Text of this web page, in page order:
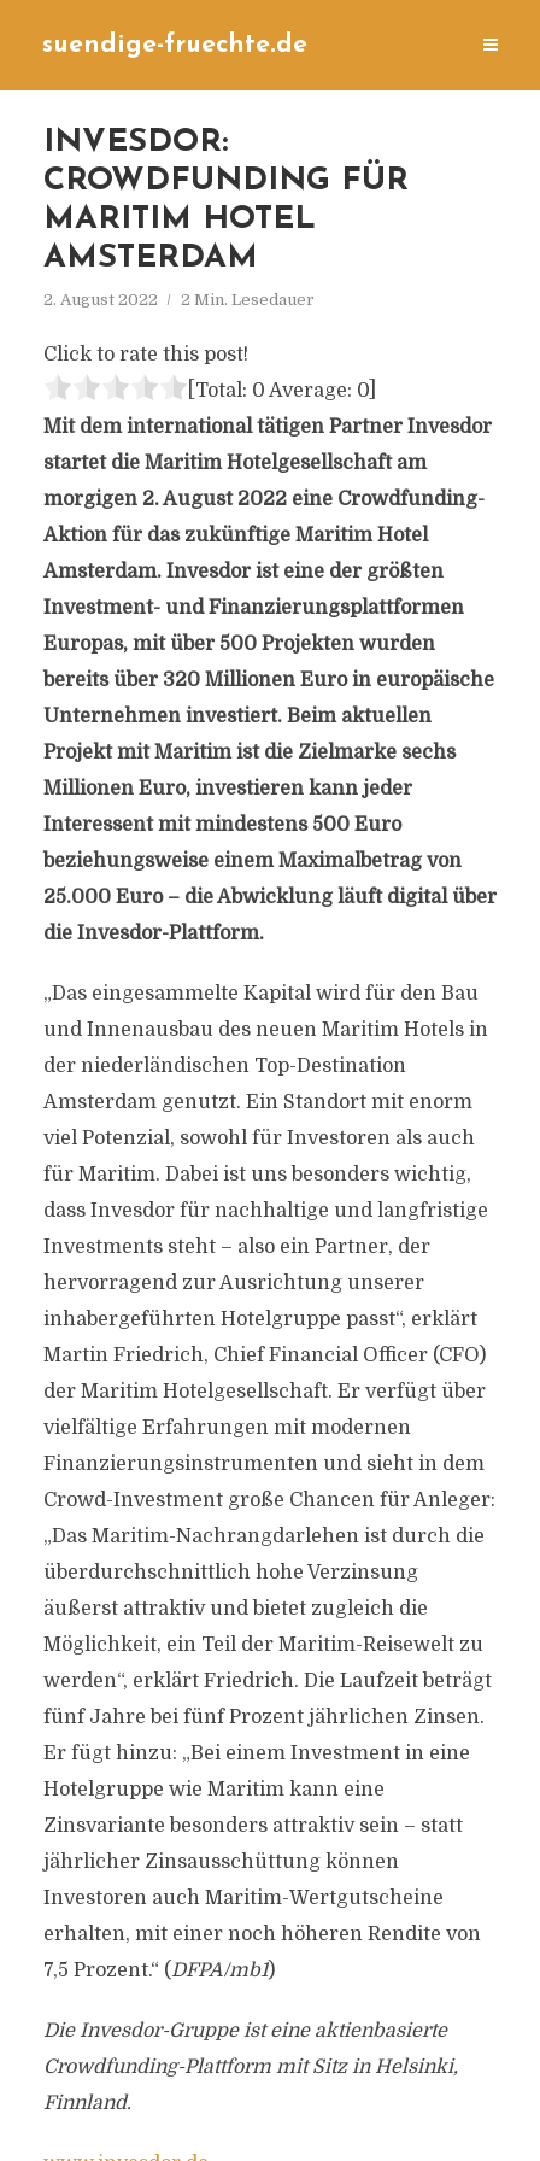
suendige-fruechte.de
INVESDOR:
CROWDFUNDING FÜR
MARITIM HOTEL
AMSTERDAM
2. August 2022 2 Min. Lesedauer
Click to rate this post!
[Total: 0 Average: 0]
Mit dem international tätigen Partner Invesdor
startet die Maritim Hotelgesellschaft am
morgigen 2. August 2022 eine Crowdfunding-
Aktion für das zukünftige Maritim Hotel
Amsterdam. Invesdor ist eine der größten
Investment- und Finanzierungsplattformen
Europas, mit über 500 Projekten wurden
bereits über 320 Millionen Euro in europäische
Unternehmen investiert. Beim aktuellen
Projekt mit Maritim ist die Zielmarke sechs
Millionen Euro, investieren kann jeder
Interessent mit mindestens 500 Euro
beziehungsweise einem Maximalbetrag von
25.000 Euro – die Abwicklung läuft digital über
die Invesdor-Plattform.
„Das eingesammelte Kapital wird für den Bau
und Innenausbau des neuen Maritim Hotels in
der niederländischen Top-Destination
Amsterdam genutzt. Ein Standort mit enorm
viel Potenzial, sowohl für Investoren als auch
für Maritim. Dabei ist uns besonders wichtig,
dass Invesdor für nachhaltige und langfristige
Investments steht – also ein Partner, der
hervorragend zur Ausrichtung unserer
inhabergeführten Hotelgruppe passt“, erklärt
Martin Friedrich, Chief Financial Officer (CFO)
der Maritim Hotelgesellschaft. Er verfügt über
vielfältige Erfahrungen mit modernen
Finanzierungsinstrumenten und sieht in dem
Crowd-Investment große Chancen für Anleger:
„Das Maritim-Nachrangdarlehen ist durch die
überdurchschnittlich hohe Verzinsung
äußerst attraktiv und bietet zugleich die
Möglichkeit, ein Teil der Maritim-Reisewelt zu
werden“, erklärt Friedrich. Die Laufzeit beträgt
fünf Jahre bei fünf Prozent jährlichen Zinsen.
Er fügt hinzu: „Bei einem Investment in eine
Hotelgruppe wie Maritim kann eine
Zinsvariante besonders attraktiv sein – statt
jährlicher Zinsausschüttung können
Investoren auch Maritim-Wertgutscheine
erhalten, mit einer noch höheren Rendite von
7,5 Prozent.“ (DFPA/mb1)
Die Invesdor-Gruppe ist eine aktienbasierte
Crowdfunding-Plattform mit Sitz in Helsinki,
Finnland.